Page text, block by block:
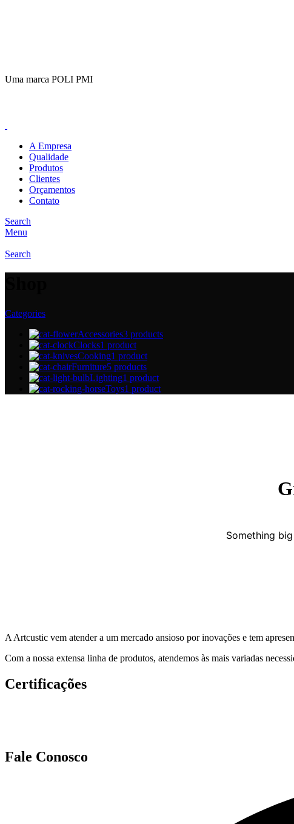
Uma marca POLI PMI
A Empresa
Qualidade
Produtos
Clientes
Orçamentos
Contato
Search
Menu
Search
Categories
Accessories3 products
Clocks1 product
Cooking1 product
Furniture5 products
Lighting1 product
Toys1 product
Something
A Artcustic vem atender a um mercado ansioso por inovações e tem
Com a nossa extensa linha de produtos, atendemos às mais variadas
Certificações
Fale Conosco